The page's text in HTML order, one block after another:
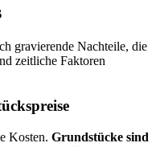
gravierende Nachteile, die
zeitliche Faktoren
Kosten. Grundstücke sind